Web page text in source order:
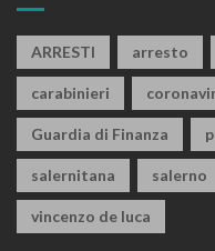
ARRESTI arresto
carabinieri
Guardia di Finanza
salernitana salerno
vincenzo de luca